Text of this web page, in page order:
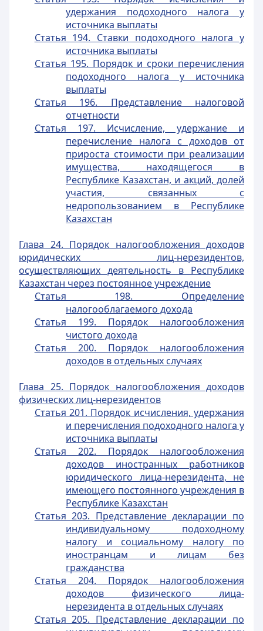
удержания подоходного налога у
источника выплаты
Статья 194. Ставки подоходного налога у
источника выплаты
Статья 195. Порядок и сроки перечисления
подоходного налога у источника
выплаты
Статья 196. Представление налоговой
отчетности
Статья 197. Исчисление, удержание и
перечисление налога с доходов от
прироста стоимости при реализации
имущества, находящегося в
Республике Казахстан, и акций, долей
участия, связанных с
недропользованием в Республике
Казахстан
Глава 24. Порядок налогообложения доходов
юридических лиц-нерезидентов,
осуществляющих деятельность в Республике
Казахстан через постоянное учреждение
Статья 198. Определение
налогооблагаемого дохода
Статья 199. Порядок налогообложения
чистого дохода
Статья 200. Порядок налогообложения
доходов в отдельных случаях
Глава 25. Порядок налогообложения доходов
физических лиц-нерезидентов
Статья 201. Порядок исчисления, удержания
и перечисления подоходного налога у
источника выплаты
Статья 202. Порядок налогообложения
доходов иностранных работников
юридического лица-нерезидента, не
имеющего постоянного учреждения в
Республике Казахстан
Статья 203. Представление декларации по
индивидуальному подоходному
налогу и социальному налогу по
иностранцам и лицам без
гражданства
Статья 204. Порядок налогообложения
доходов физического лица-
нерезидента в отдельных случаях
Статья 205. Представление декларации по